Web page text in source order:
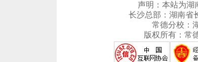
声明：本站为湖
长沙总部：湖南省
常德分校：
版权所有：常